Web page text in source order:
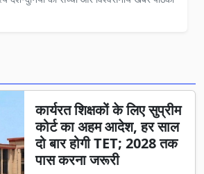
कार्यरत शिक्षकों के लिए सुप्रीम
कोर्ट का अहम आदेश, हर साल
दो बार होगी TET; 2028 तक
पास करना जरूरी